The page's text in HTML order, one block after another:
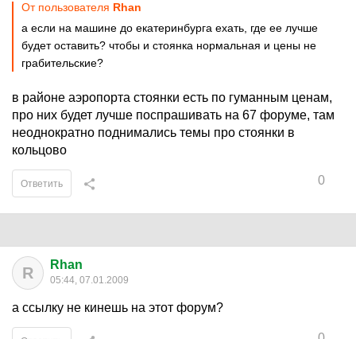
От пользователя Rhan
а если на машине до екатеринбурга ехать, где ее лучше
будет оставить? чтобы и стоянка нормальная и цены не
грабительские?
в районе аэропорта стоянки есть по гуманным ценам,
про них будет лучше поспрашивать на 67 форуме, там
неоднократно поднимались темы про стоянки в
кольцово
0
Ответить
R Rhan
05:44, 07.01.2009
а ссылку не кинешь на этот форум?